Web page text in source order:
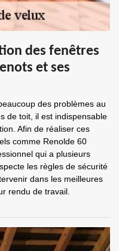
des fenêtres
et ses
des problèmes au
de toit, il est indispensable
Afin de réaliser ces
comme Renolde 60
qui a plusieurs
les règles de sécurité
dans les meilleures
rendu de travail.